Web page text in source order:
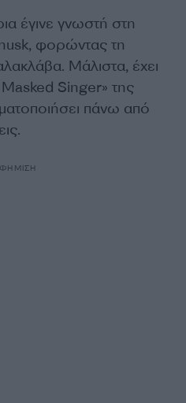
έγινε γνωστή στη
φορώντας τη
Μάλιστα, έχει
Singer» της
πάνω από